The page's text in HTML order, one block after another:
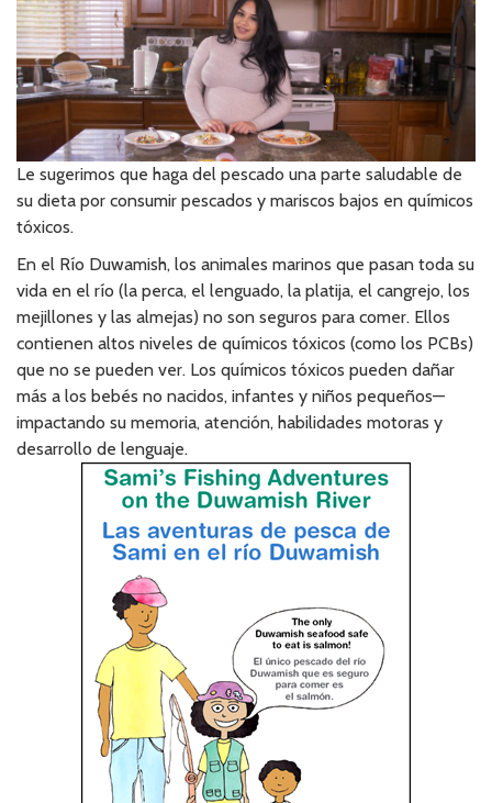
Le sugerimos que haga del pescado una parte saludable de
su dieta por consumir pescados y mariscos bajos en químicos
tóxicos.
En el Río Duwamish, los animales marinos que pasan toda su
vida en el río (la perca, el lenguado, la platija, el cangrejo, los
mejillones y las almejas) no son seguros para comer. Ellos
contienen altos niveles de químicos tóxicos (como los PCBs)
que no se pueden ver. Los químicos tóxicos pueden dañar
más a los bebés no nacidos, infantes y niños pequeños—
impactando su memoria, atención, habilidades motoras y
desarrollo de lenguaje.